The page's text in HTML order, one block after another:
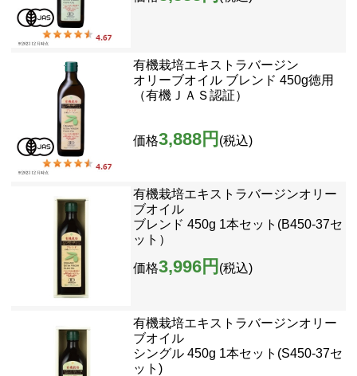
有機栽培エキストラバージン
オリーブオイル ブレンド 450g徳用
（有機ＪＡＳ認証）
価格3,888円 (税込)
有機栽培エキストラバージンオリー
ブオイル
ブレンド 450g 1本セット(B450-37セ
ット）
価格3,996円 (税込)
有機栽培エキストラバージンオリー
ブオイル
シングル 450g 1本セット(S450-37セ
ット)